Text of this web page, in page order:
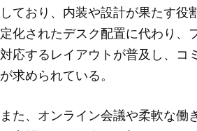
しており、内装や設計が果たす
定化されたデスク配置に代わり、
対応するレイアウトが普及し、コ
が求められている。
また、オンライン会議や柔軟な働